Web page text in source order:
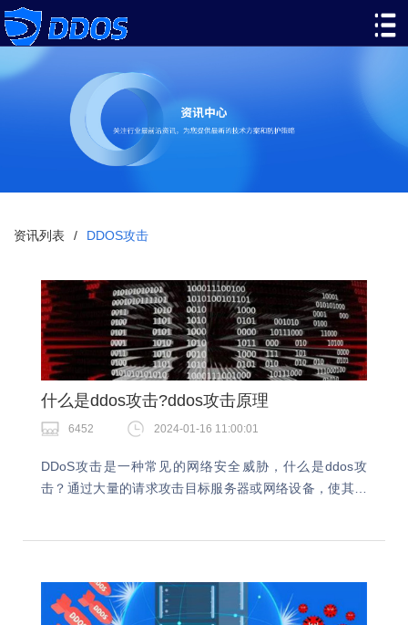
资讯列表 / DDOS攻击
什么是ddos攻击?ddos攻击原理
6452 2024-01-16 11:00:01
DDoS攻击是一种常见的网络安全威胁，什么是ddos攻
击？通过大量的请求攻击目标服务器或网络设备，使其无